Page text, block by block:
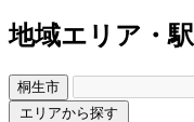
地域エリア・駅
桐生市
エリアから探す